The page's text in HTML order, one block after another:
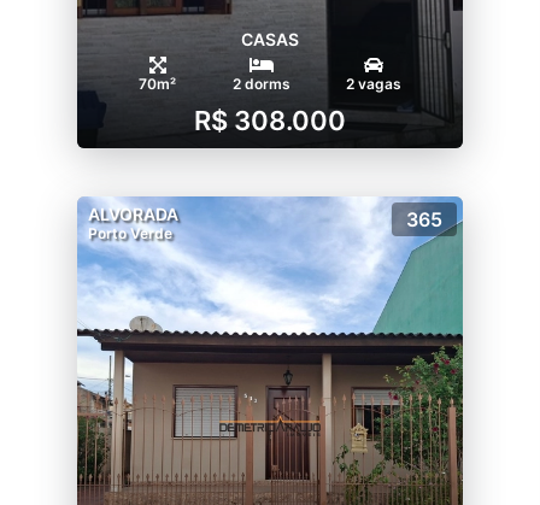
CASAS
70m² 2 dorms 2 vagas
R$ 308.000
ALVORADA
Porto Verde
365